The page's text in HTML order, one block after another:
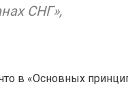
СНГ»,
в «Основных